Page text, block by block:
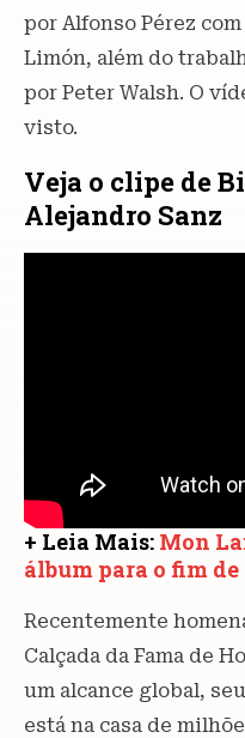
por Alfonso Pérez
Limón, além do
por Peter Walsh. O
visto.
Veja o clipe de
Alejandro Sanz
+ Leia Mais: Mon
álbum para o fim
Recentemente
Calçada da Fama de
um alcance global,
está na casa de